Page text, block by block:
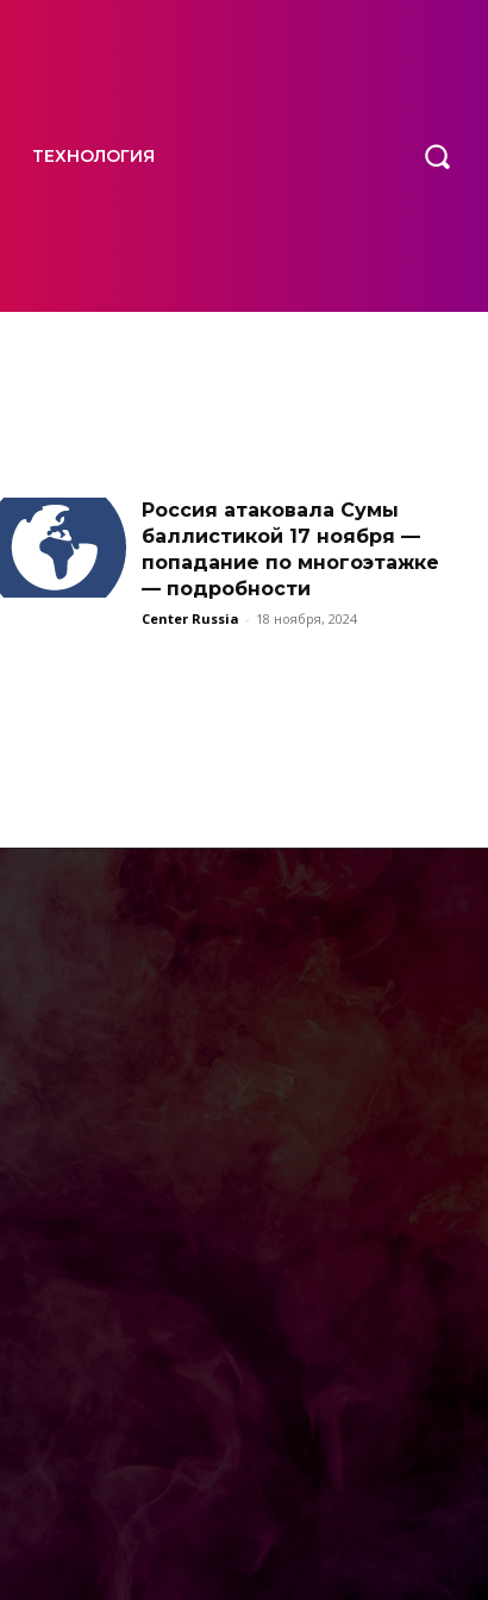
ТЕХНОЛОГИЯ
Россия атаковала Сумы
баллистикой 17 ноября —
попадание по многоэтажке
— подробности
Center Russia - 18 ноября, 2024